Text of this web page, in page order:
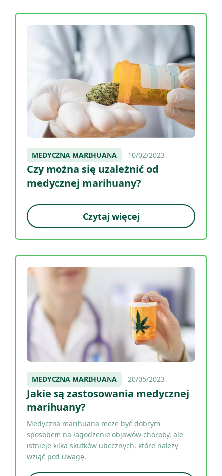
MEDYCZNA MARIHUANA 10/02/2023
Czy można się uzależnić od
medycznej marihuany?
Czytaj więcej
MEDYCZNA MARIHUANA 20/05/2023
Jakie są zastosowania medycznej
marihuany?
Medyczna marihuana może być dobrym
sposobem na łagodzenie objawów choroby, ale
istnieje kilka skutków ubocznych, które należy
wziąć pod uwagę.